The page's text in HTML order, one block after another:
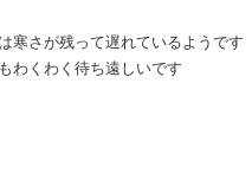
寒さが残って遅れているようです
わくわく待ち遠しいです